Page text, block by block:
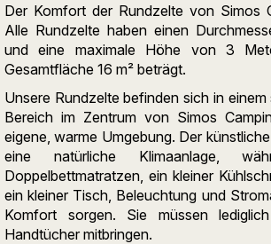
Der Komfort der Rundzelte von Simos
Alle Rundzelte haben einen
und eine maximale Höhe von 3
Gesamtfläche 16 m² beträgt.
Unsere Rundzelte befinden sich in
Bereich im Zentrum von Simos
eigene, warme Umgebung. Der
eine natürliche Klimaanlage,
Doppelbettmatratzen, ein kleiner
ein kleiner Tisch, Beleuchtung und
Komfort sorgen. Sie müssen
Handtücher mitbringen.